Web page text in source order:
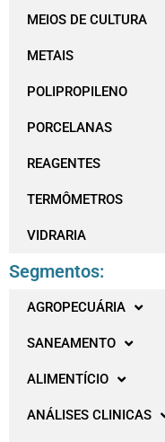
MEIOS DE CULTURA
METAIS
POLIPROPILENO
PORCELANAS
REAGENTES
TERMÔMETROS
VIDRARIA
Segmentos:
AGROPECUÁRIA
SANEAMENTO
ALIMENTÍCIO
ANÁLISES CLINICAS